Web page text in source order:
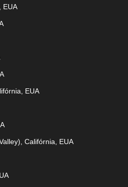
EUA
EUA
Califórnia, EUA